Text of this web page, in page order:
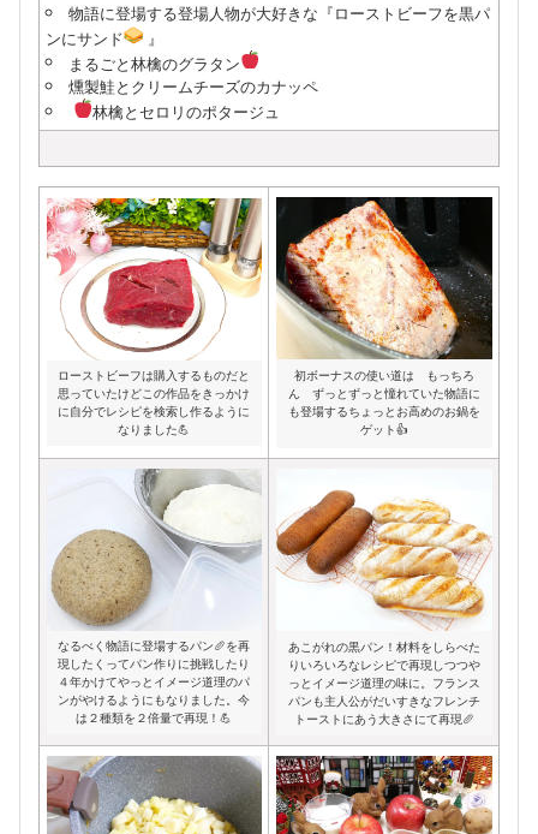
物語に登場する登場人物が大好きな『ローストビーフを黒パ
ンにサンド
』
まるごと林檎のグラタン
燻製鮭とクリームチーズのカナッペ
林檎とセロリのポタージュ
ローストビーフは購入するものだと
思っていたけどこの作品をきっかけ
に自分でレシピを検索し作るように
なりました💪
初ボーナスの使い道は もっちろ
ん ずっとずっと憧れていた物語に
も登場するちょっとお高めのお鍋を
ゲット👍
なるべく物語に登場するパン🥖を再
現したくってパン作りに挑戦したり
４年かけてやっとイメージ道理のパ
ンがやけるようにもなりました。今
は２種類を２倍量で再現！💪
あこがれの黒パン！材料をしらべた
りいろいろなレシピで再現しつつや
っとイメージ道理の味に。フランス
パンも主人公がだいすきなフレンチ
トーストにあう大きさにて再現🥖